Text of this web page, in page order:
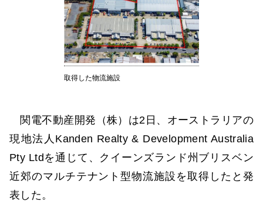
取得した物流施設
関電不動産開発（株）は2日、オーストラリアの
現地法人Kanden Realty & Development Australia
Pty Ltdを通じて、クイーンズランド州ブリスベン
近郊のマルチテナント型物流施設を取得したと発
表した。